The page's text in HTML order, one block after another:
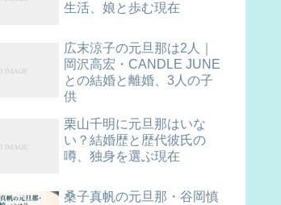
生活、娘と歩む現在
広末涼子の元旦那は2人｜
岡沢高宏・CANDLE JUNE
との結婚と離婚、3人の子
供
栗山千明に元旦那はいな
い？結婚歴と歴代彼氏の
噂、独身を選ぶ現在
桑子真帆の元旦那・谷岡慎